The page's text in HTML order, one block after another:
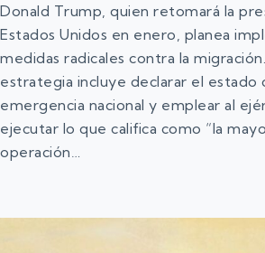
Donald Trump, quien retomará la
Estados Unidos en enero, planea
medidas radicales contra la
estrategia incluye declarar el estado
emergencia nacional y emplear al
ejecutar lo que califica como “la
operación…